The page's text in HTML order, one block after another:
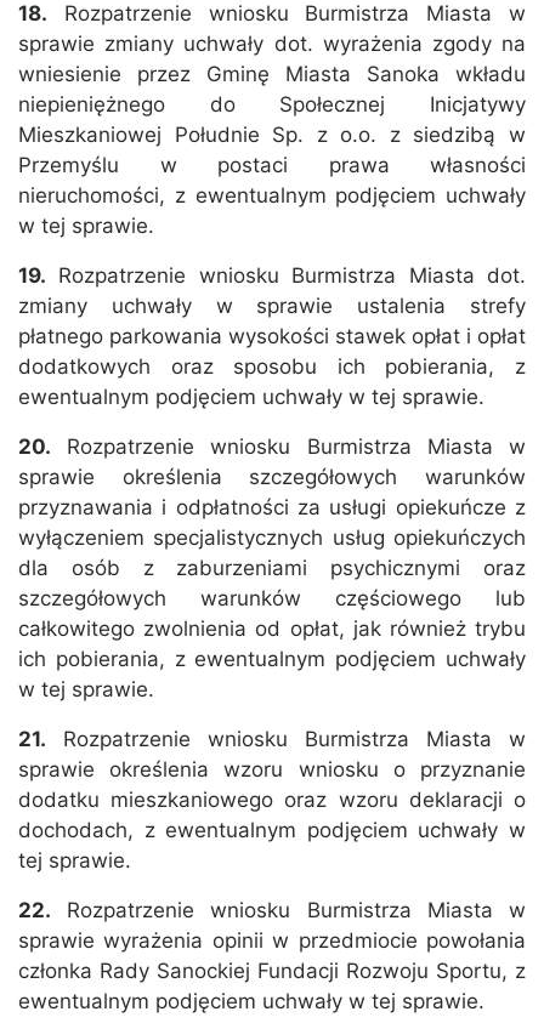
18. Rozpatrzenie wniosku Burmistrza Miasta w
sprawie zmiany uchwały dot. wyrażenia zgody na
wniesienie przez Gminę Miasta Sanoka wkładu
niepieniężnego do Społecznej Inicjatywy
Mieszkaniowej Południe Sp. z o.o. z siedzibą w
Przemyślu w postaci prawa własności
nieruchomości, z ewentualnym podjęciem uchwały
w tej sprawie.
19. Rozpatrzenie wniosku Burmistrza Miasta dot.
zmiany uchwały w sprawie ustalenia strefy
płatnego parkowania wysokości stawek opłat i opłat
dodatkowych oraz sposobu ich pobierania, z
ewentualnym podjęciem uchwały w tej sprawie.
20. Rozpatrzenie wniosku Burmistrza Miasta w
sprawie określenia szczegółowych warunków
przyznawania i odpłatności za usługi opiekuńcze z
wyłączeniem specjalistycznych usług opiekuńczych
dla osób z zaburzeniami psychicznymi oraz
szczegółowych warunków częściowego lub
całkowitego zwolnienia od opłat, jak również trybu
ich pobierania, z ewentualnym podjęciem uchwały
w tej sprawie.
21. Rozpatrzenie wniosku Burmistrza Miasta w
sprawie określenia wzoru wniosku o przyznanie
dodatku mieszkaniowego oraz wzoru deklaracji o
dochodach, z ewentualnym podjęciem uchwały w
tej sprawie.
22. Rozpatrzenie wniosku Burmistrza Miasta w
sprawie wyrażenia opinii w przedmiocie powołania
członka Rady Sanockiej Fundacji Rozwoju Sportu, z
ewentualnym podjęciem uchwały w tej sprawie.